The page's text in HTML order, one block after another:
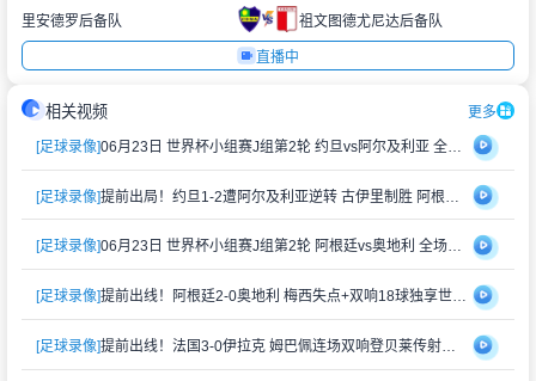
里安德罗后备队 祖文图德尤尼达后备队
直播中
相关视频 更多
[足球录像] 06月23日 世界杯小组赛J组第2轮 约旦vs阿尔及利亚 全场录像
[足球录像]
[足球录像] 06月23日 世界杯小组赛J组第2轮 阿根廷vs奥地利 全场录像
[足球录像] 提前出线！阿根廷2-0奥地利 梅西失点+双响18球独享世界杯射手王
[足球录像] 提前出线！法国3-0伊拉克 姆巴佩连场双响登贝莱传射奥利塞两助攻